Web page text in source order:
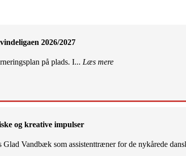
2026/2027
på plads. I... Læs mere
og kreative impulser
Glad Vandbæk som assistenttræner for de nykårede